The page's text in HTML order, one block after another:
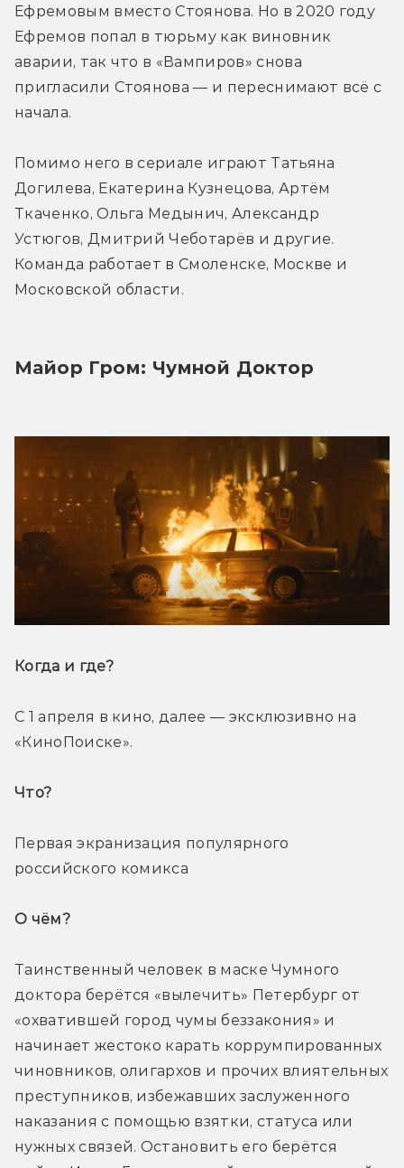
Ефремовым вместо Стоянова. Но в 2020 году
Ефремов попал в тюрьму как виновник
аварии, так что в «Вампиров» снова
пригласили Стоянова — и переснимают всё с
начала.
Помимо него в сериале играют Татьяна
Догилева, Екатерина Кузнецова, Артём
Ткаченко, Ольга Медынич, Александр
Устюгов, Дмитрий Чеботарёв и другие.
Команда работает в Смоленске, Москве и
Московской области.
Майор Гром: Чумной Доктор
Когда и где?
С 1 апреля в кино, далее — эксклюзивно на
«КиноПоиске».
Что?
Первая экранизация популярного
российского комикса
О чём?
Таинственный человек в маске Чумного
доктора берётся «вылечить» Петербург от
«охватившей город чумы беззакония» и
начинает жестоко карать коррумпированных
чиновников, олигархов и прочих влиятельных
преступников, избежавших заслуженного
наказания с помощью взятки, статуса или
нужных связей. Остановить его берётся